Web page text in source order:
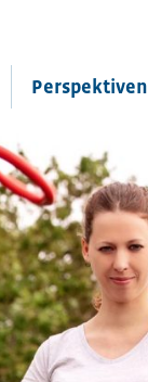
Perspektiven